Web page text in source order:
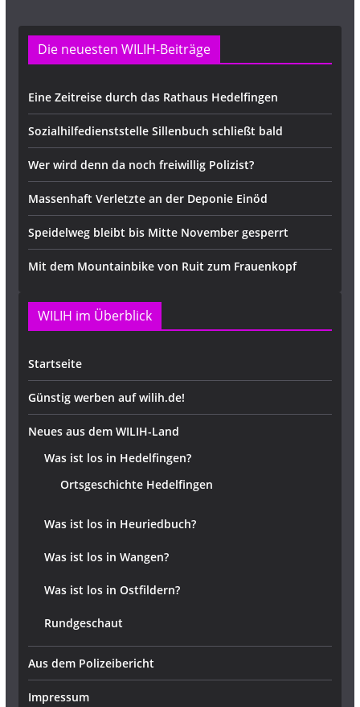
Die neuesten WILIH-Beiträge
Eine Zeitreise durch das Rathaus Hedelfingen
Sozialhilfedienststelle Sillenbuch schließt bald
Wer wird denn da noch freiwillig Polizist?
Massenhaft Verletzte an der Deponie Einöd
Speidelweg bleibt bis Mitte November gesperrt
Mit dem Mountainbike von Ruit zum Frauenkopf
WILIH im Überblick
Startseite
Günstig werben auf wilih.de!
Neues aus dem WILIH-Land
Was ist los in Hedelfingen?
Ortsgeschichte Hedelfingen
Was ist los in Heuriedbuch?
Was ist los in Wangen?
Was ist los in Ostfildern?
Rundgeschaut
Aus dem Polizeibericht
Impressum